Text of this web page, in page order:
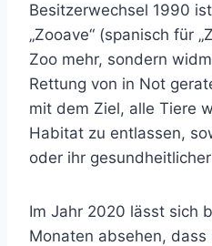
Besitzerwechsel 1990
„Zooave“ (spanisch für
Zoo mehr, sondern
Rettung von in Not
mit dem Ziel, alle Tiere
Habitat zu entlassen,
oder ihr
Im Jahr 2020 lässt sich
Monaten absehen,